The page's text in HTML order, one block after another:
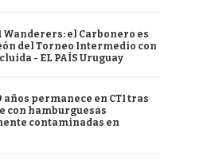
Wanderers: el Carbonero es
del Torneo Intermedio con
- EL PAÍS Uruguay
años permanece en CTI tras
con hamburguesas
contaminadas en